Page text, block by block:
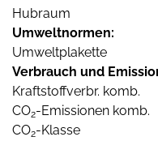
Hubraum
Umweltnormen:
Umweltplakette
Verbrauch und
Kraftstoffverbr. komb.
CO2-Emissionen komb.
CO2-Klasse